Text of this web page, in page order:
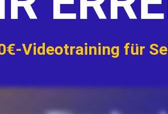
Videotraining für